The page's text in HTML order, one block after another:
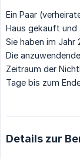
Ein Paar
Haus gekauft und
Sie haben im Jahr
Die
Zeitraum der
Tage bis zum
Details zur